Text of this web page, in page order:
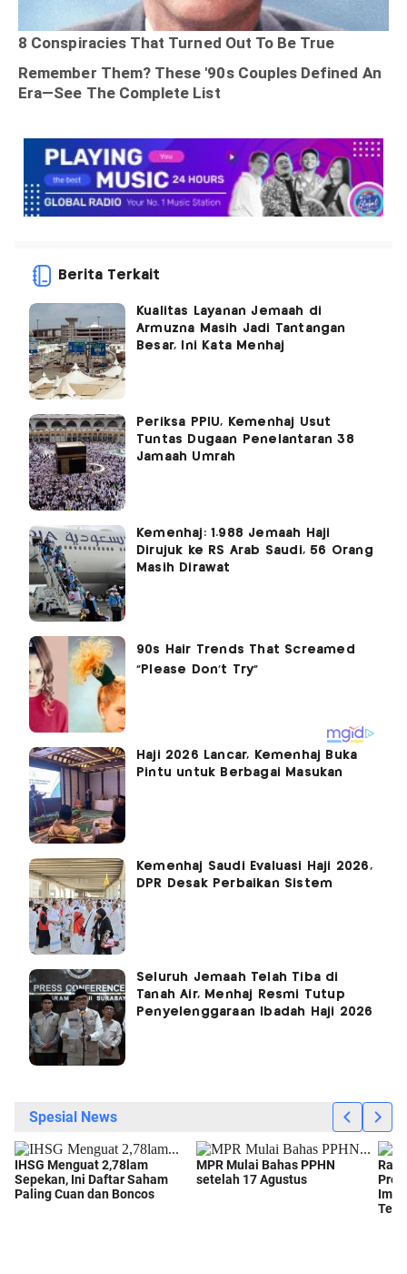
Berita Terkait
Kualitas Layanan Jemaah di
Armuzna Masih Jadi Tantangan
Besar, Ini Kata Menhaj
Periksa PPIU, Kemenhaj Usut
Tuntas Dugaan Penelantaran 38
Jamaah Umrah
Kemenhaj: 1.988 Jemaah Haji
Dirujuk ke RS Arab Saudi, 56 Orang
Masih Dirawat
Haji 2026 Lancar, Kemenhaj Buka
Pintu untuk Berbagai Masukan
Kemenhaj Saudi Evaluasi Haji 2026,
DPR Desak Perbaikan Sistem
Seluruh Jemaah Telah Tiba di
Tanah Air, Menhaj Resmi Tutup
Penyelenggaraan Ibadah Haji 2026